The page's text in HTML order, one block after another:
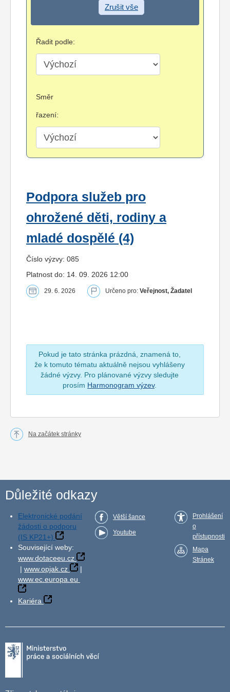
Zrušit vše
Řadit podle:
Směr
řazení:
Podpora služeb pro
ohrožené děti, rodiny a
mladé dospělé (4)
Číslo výzvy: 085
Platnost do: 14. 09. 2026 12:00
29. 6. 2026 Určeno pro: Veřejnost, Žadatel
Pokud je tato stránka prázdná, znamená to,
že k tomuto tématu aktuálně nejsou vyhlášeny
žádné výzvy. Pro plánované výzvy sledujte
prosím Harmonogram výzev.
Na začátek stránky
Důležité odkazy
Elektronické podání
žádosti o podporu
(IS KP21+)
Související weby:
www.dotaceeu.cz
| www.opjak.cz
|
www.ec.europa.eu
Kariéra
Větší šance
Youtube
Prohlášení
o
přístupnosti
Mapa
Stránek